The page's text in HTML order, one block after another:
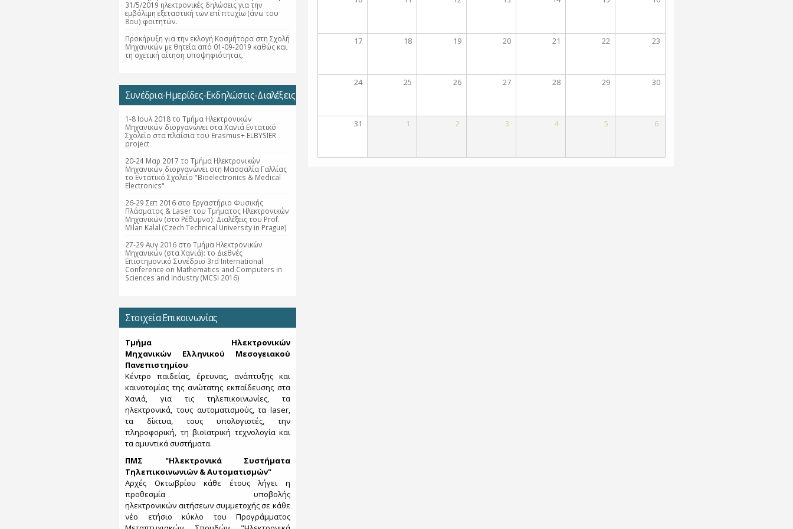
31/5/2019 ηλεκτρονικές δηλώσεις για την
εμβόλιμη εξεταστική των επί πτυχίω (άνω του
8ου) φοιτητών.
Προκήρυξη για την εκλογή Κοσμήτορα στη Σχολή
Μηχανικών με θητεία από 01-09-2019 καθώς και
τη σχετική αίτηση υποψηφιότητας.
Συνέδρια-Ημερίδες-Εκδηλώσεις-Διαλέξεις
1-8 Ιουλ 2018 το Τμήμα Ηλεκτρονικών
Μηχανικών διοργανώνει στα Χανιά Εντατικό
Σχολείο στα πλαίσια του Erasmus+ ELBYSIER
project
20-24 Μαρ 2017 το Τμήμα Ηλεκτρονικών
Μηχανικών διοργανώνει στη Μασσαλία Γαλλίας
το Εντατικό Σχολείο "Bioelectronics & Medical
Electronics"
26-29 Σεπ 2016 στο Εργαστήριο Φυσικής
Πλάσματος & Laser του Τμήματος Ηλεκτρονικών
Μηχανικών (στο Ρέθυμνο): Διαλέξεις του Prof.
Milan Kalal (Czech Technical University in Prague)
27-29 Αυγ 2016 στο Τμήμα Ηλεκτρονικών
Μηχανικών (στα Χανιά): το Διεθνές
Επιστημονικό Συνέδριο 3rd International
Conference on Mathematics and Computers in
Sciences and Industry (MCSI 2016)
Στοιχεία Επικοινωνίας
Τμήμα Ηλεκτρονικών
Μηχανικών Ελληνικού Μεσογειακού
Πανεπιστημίου
Κέντρο παιδείας, έρευνας, ανάπτυξης και
καινοτομίας της ανώτατης εκπαίδευσης στα
Χανιά, για τις τηλεπικοινωνίες, τα
ηλεκτρονικά, τους αυτοματισμούς, τα laser,
τα δίκτυα, τους υπολογιστές, την
πληροφορική, τη βιοϊατρική τεχνολογία και
τα αμυντικά συστήματα.
ΠΜΣ "Ηλεκτρονικά Συστήματα
Τηλεπικοινωνιών & Αυτοματισμών"
Αρχές Οκτωβρίου κάθε έτους λήγει η
προθεσμία υποβολής
ηλεκτρονικών αιτήσεων συμμετοχής σε κάθε
νέο ετήσιο κύκλο του Προγράμματος
17 18 19 20 21 22 23
24 25 26 27 28 29 30
31 1 2 3 4 5 6